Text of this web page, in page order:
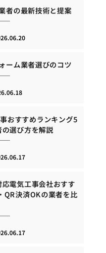
者の最新技術と提案
ーム業者選びのコツ
おすすめランキング5
選び方を解説
電気工事会社おすす
QR決済OKの業者を比